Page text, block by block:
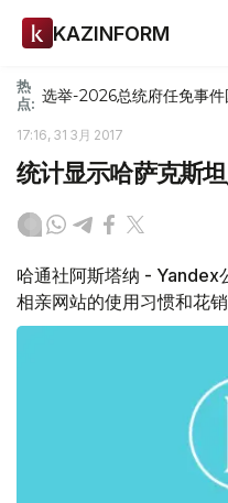
KAZINFORM
热
点: 选举-2026总统府任免事件
17:16, 31 3月 2017
统计显示哈萨克斯
哈通社阿斯塔纳 - Yandex
相亲网站的使用习惯和花